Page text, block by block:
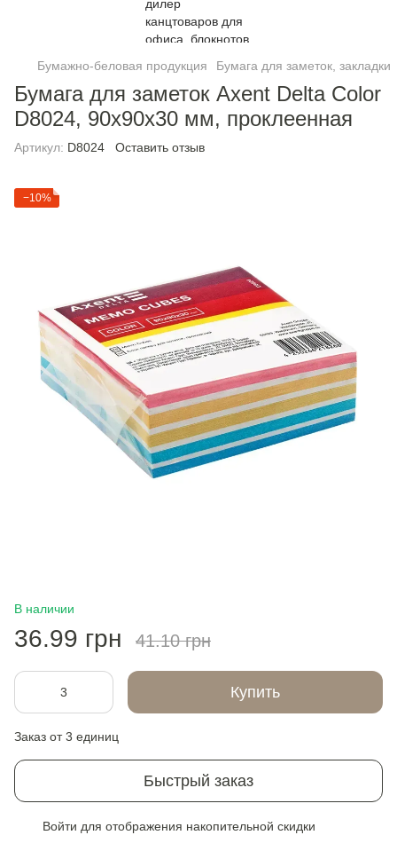
Бумажно-беловая продукция Бумага для заметок, закладки
Бумага для заметок Axent Delta Color
D8024, 90х90х30 мм, проклеенная
Артикул: D8024 Оставить отзыв
−10%
В наличии
36.99 грн 41.10 грн
Купить
Заказ от 3 единиц
Быстрый заказ
Войти для отображения накопительной скидки